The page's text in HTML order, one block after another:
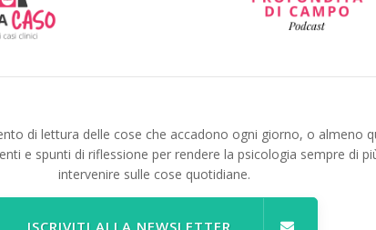
di lettura delle cose che accadono ogni giorno, o almeno
e spunti di riflessione per rendere la psicologia sempre di
intervenire sulle cose quotidiane.
ISCRIVITI ALLA NEWSLETTER